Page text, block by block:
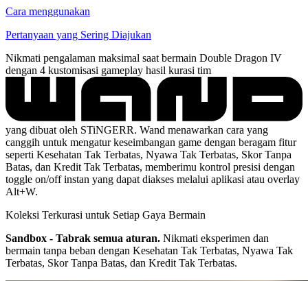
Cara menggunakan
Pertanyaan yang Sering Diajukan
Nikmati pengalaman maksimal saat bermain Double Dragon IV
dengan 4 kustomisasi gameplay hasil kurasi tim
yang dibuat oleh STiNGERR. Wand menawarkan cara yang
canggih untuk mengatur keseimbangan game dengan beragam fitur
seperti Kesehatan Tak Terbatas, Nyawa Tak Terbatas, Skor Tanpa
Batas, dan Kredit Tak Terbatas, memberimu kontrol presisi dengan
toggle on/off instan yang dapat diakses melalui aplikasi atau overlay
Alt+W.
Koleksi Terkurasi untuk Setiap Gaya Bermain
Sandbox - Tabrak semua aturan. Nikmati eksperimen dan
bermain tanpa beban dengan Kesehatan Tak Terbatas, Nyawa Tak
Terbatas, Skor Tanpa Batas, dan Kredit Tak Terbatas.